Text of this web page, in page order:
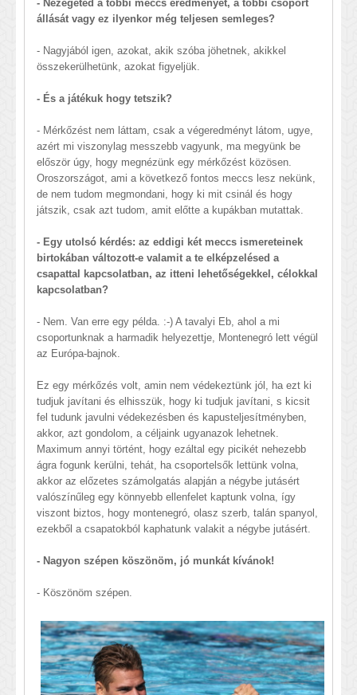
- Nézegeted a többi meccs eredményét, a többi csoport
állását vagy ez ilyenkor még teljesen semleges?
- Nagyjából igen, azokat, akik szóba jöhetnek, akikkel
összekerülhetünk, azokat figyeljük.
- És a játékuk hogy tetszik?
- Mérkőzést nem láttam, csak a végeredményt látom, ugye,
azért mi viszonylag messzebb vagyunk, ma megyünk be
először úgy, hogy megnézünk egy mérkőzést közösen.
Oroszországot, ami a következő fontos meccs lesz nekünk,
de nem tudom megmondani, hogy ki mit csinál és hogy
játszik, csak azt tudom, amit előtte a kupákban mutattak.
- Egy utolsó kérdés: az eddigi két meccs ismereteinek
birtokában változott-e valamit a te elképzelésed a
csapattal kapcsolatban, az itteni lehetőségekkel, célokkal
kapcsolatban?
- Nem. Van erre egy példa. :-) A tavalyi Eb, ahol a mi
csoportunknak a harmadik helyezettje, Montenegró lett végül
az Európa-bajnok.
Ez egy mérkőzés volt, amin nem védekeztünk jól, ha ezt ki
tudjuk javítani és elhisszük, hogy ki tudjuk javítani, s kicsit
fel tudunk javulni védekezésben és kapusteljesítményben,
akkor, azt gondolom, a céljaink ugyanazok lehetnek.
Maximum annyi történt, hogy ezáltal egy picikét nehezebb
ágra fogunk kerülni, tehát, ha csoportelsők lettünk volna,
akkor az előzetes számolgatás alapján a négybe jutásért
valószínűleg egy könnyebb ellenfelet kaptunk volna, így
viszont biztos, hogy montenegró, olasz szerb, talán spanyol,
ezekből a csapatokból kaphatunk valakit a négybe jutásért.
- Nagyon szépen köszönöm, jó munkát kívánok!
- Köszönöm szépen.